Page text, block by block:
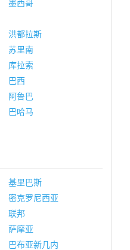
墨西哥
洪都拉斯
苏里南
库拉索
巴西
阿鲁巴
巴哈马
基里巴斯
密克罗尼西亚
联邦
萨摩亚
巴布亚新几内